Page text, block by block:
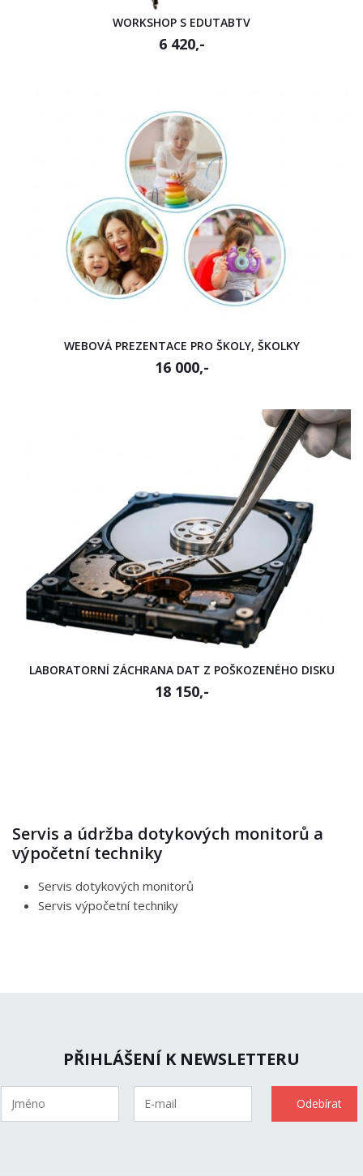
WORKSHOP S EDUTABTV
6 420,-
WEBOVÁ PREZENTACE PRO ŠKOLY, ŠKOLKY
16 000,-
LABORATORNÍ ZÁCHRANA DAT Z POŠKOZENÉHO DISKU
18 150,-
Servis a údržba dotykových monitorů a
výpočetní techniky
Servis dotykových monitorů
Servis výpočetní techniky
PŘIHLÁŠENÍ K NEWSLETTERU